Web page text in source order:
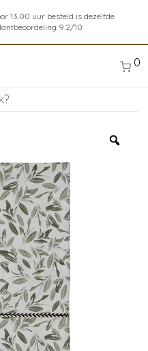
13.00 uur besteld is dezelfde
9.2/10
0